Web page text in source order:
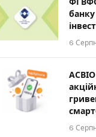
банку
6
6